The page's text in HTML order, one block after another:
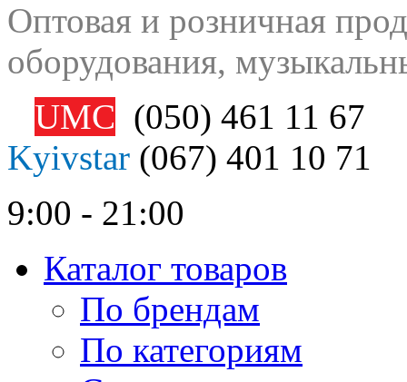
Оптовая и розничная
оборудования,
UMC (050) 461 11 67
Kyivstar (067) 401 10 71
9:00 - 21:00
Каталог товаров
По брендам
По категориям